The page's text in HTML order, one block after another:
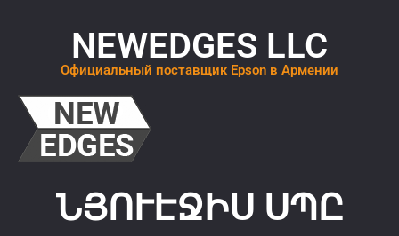
NEWEDGES LLC
Официальный поставщик Epson в Армении
ՆՅՈՒԷՋԻՍ ՍՊԸ